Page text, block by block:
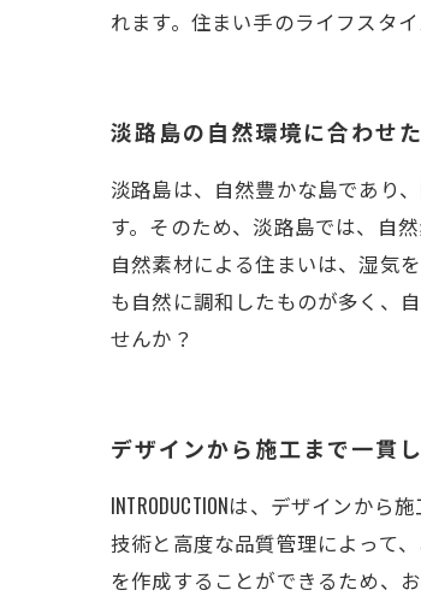
れます。住まい手のライフスタ
淡路島の自然環境に合わせ
淡路島は、自然豊かな島であり
す。そのため、淡路島では、自
自然素材による住まいは、湿気
も自然に調和したものが多く、
せんか？
デザインから施工まで一貫
INTRODUCTIONは、デザインか
技術と高度な品質管理によって
を作成することができるため、